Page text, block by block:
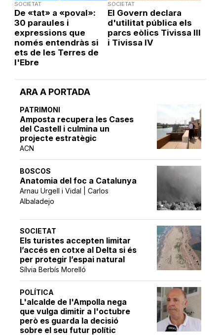
ARA A PORTADA
PATRIMONI
Amposta recupera les Cases
del Castell i culmina un
projecte estratègic
ACN
BOSCOS
Anatomia del foc a Catalunya
Arnau Urgell i Vidal | Carlos
Albaladejo
SOCIETAT
Els turistes accepten limitar
l’accés en cotxe al Delta si és
per protegir l’espai natural
Sílvia Berbís Morelló
POLÍTICA
L'alcalde de l'Ampolla nega
que vulga dimitir a l'octubre
però es guarda la decisió
sobre el seu futur polític
SOCIETAT
De «tat» a «poval»:
30 paraules i
expressions que
només entendràs si
ets de les Terres de
l'Ebre
SOCIETAT
El Govern declara
d'utilitat pública els
parcs eòlics Tivissa III
i Tivissa IV